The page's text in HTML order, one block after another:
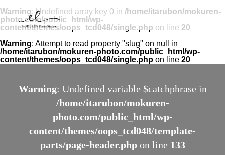
Warning: Undefined array key 0 in /home/itarubon/mokuren-
photo.com/public_html/wp-
content/themes/oops_tcd048/single.php on line 20
Warning: Attempt to read property "slug" on null in
/home/itarubon/mokuren-photo.com/public_html/wp-
content/themes/oops_tcd048/single.php on line 20
Warning: Undefined variable $catchphrase in
/home/itarubon/mokuren-
photo.com/public_html/wp-
content/themes/oops_tcd048/template-
parts/page-header.phpon line 133